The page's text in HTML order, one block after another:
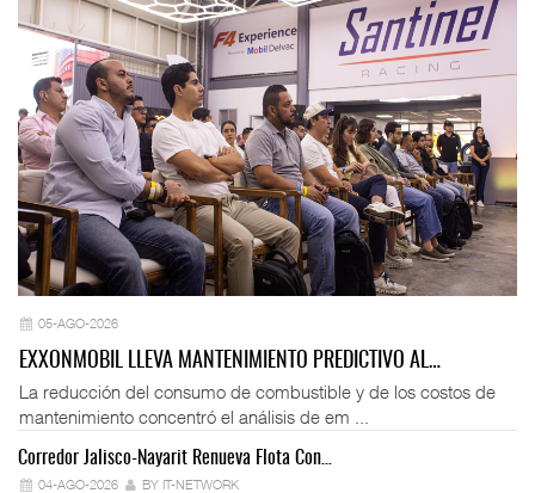
05-AGO-2026
EXXONMOBIL LLEVA MANTENIMIENTO PREDICTIVO AL…
La reducción del consumo de combustible y de los costos de
mantenimiento concentró el análisis de em ...
Corredor Jalisco-Nayarit Renueva Flota Con…
04-AGO-2026 BY IT-NETWORK